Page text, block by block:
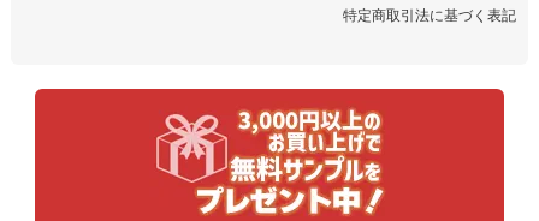
特定商取引法に基づく表記